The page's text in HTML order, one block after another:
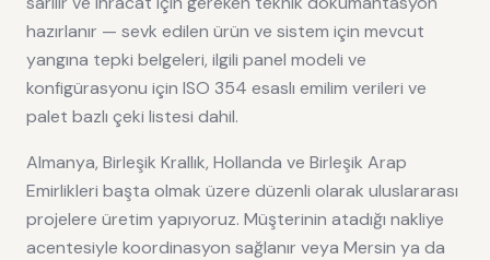
hazırlanır — sevk edilen ürün ve sistem için mevcut
yangına tepki belgeleri, ilgili panel modeli ve
konfigürasyonu için ISO 354 esaslı emilim verileri ve
palet bazlı çeki listesi dahil.
Almanya, Birleşik Krallık, Hollanda ve Birleşik Arap
Emirlikleri başta olmak üzere düzenli olarak uluslararası
projelere üretim yapıyoruz. Müşterinin atadığı nakliye
acentesiyle koordinasyon sağlanır veya Mersin ya da